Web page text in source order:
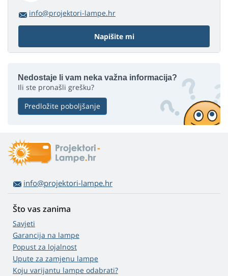
info@projektori-lampe.hr
Napišite mi
Nedostaje li vam neka važna informacija?
Ili ste pronašli grešku?
Predložite poboljšanje
info@projektori-lampe.hr
Što vas zanima
Savjeti
Garancija na lampe
Popust za lojalnost
Upute za zamjenu lampe
Koju varijantu lampe odabrati?